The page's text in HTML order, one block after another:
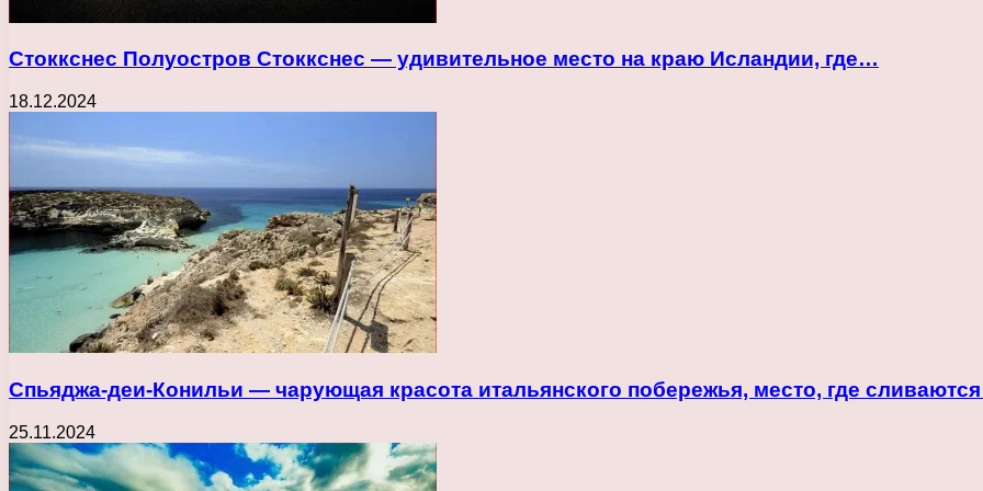
Стоккснес Полуостров Стоккснес — удивительное место на краю Исландии, где…
18.12.2024
Спьяджа-деи-Конильи — чарующая красота итальянского побережья, место, где
25.11.2024